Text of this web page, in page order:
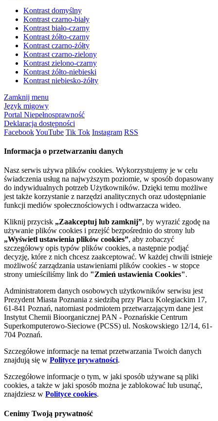
Kontrast domyślny
Kontrast czarno-biały
Kontrast biało-czarny
Kontrast żółto-czarny
Kontrast czarno-żółty
Kontrast czarno-zielony
Kontrast zielono-czarny
Kontrast żółto-niebieski
Kontrast niebiesko-żółty
Zamknij menu
Język migowy
Portal Niepełnosprawność
Deklaracja dostępności
FacebookYouTube Tik Tok Instagram RSS
Informacja o przetwarzaniu danych
Nasz serwis używa plików cookies. Wykorzystujemy je w celu
świadczenia usług na najwyższym poziomie, w sposób dopasowany
do indywidualnych potrzeb Użytkowników. Dzięki temu możliwe
jest także korzystanie z narzędzi analitycznych oraz udostępnianie
funkcji mediów społecznościowych i odtwarzacza wideo.
Kliknij przycisk „Zaakceptuj lub zamknij”, by wyrazić zgodę na
używanie plików cookies i przejść bezpośrednio do strony lub
„Wyświetl ustawienia plików cookies”, aby zobaczyć
szczegółowy opis typów plików cookies, a następnie podjąć
decyzję, które z nich chcesz zaakceptować. W każdej chwili istnieje
możliwość zarządzania ustawieniami plików cookies - w stopce
strony umieściliśmy link do "Zmień ustawienia Cookies".
Administratorem danych osobowych użytkowników serwisu jest
Prezydent Miasta Poznania z siedzibą przy Placu Kolegiackim 17,
61-841 Poznań, natomiast podmiotem przetwarzającym dane jest
Instytut Chemii Bioorganicznej PAN - Poznańskie Centrum
Superkomputerowo-Sieciowe (PCSS) ul. Noskowskiego 12/14, 61-
704 Poznań.
Szczegółowe informacje na temat przetwarzania Twoich danych
znajdują się w Polityce prywatności.
Szczegółowe informacje o tym, w jaki sposób używane są pliki
cookies, a także w jaki sposób można je zablokować lub usunąć,
znajdziesz w Polityce cookies.
Cenimy Twoją prywatność